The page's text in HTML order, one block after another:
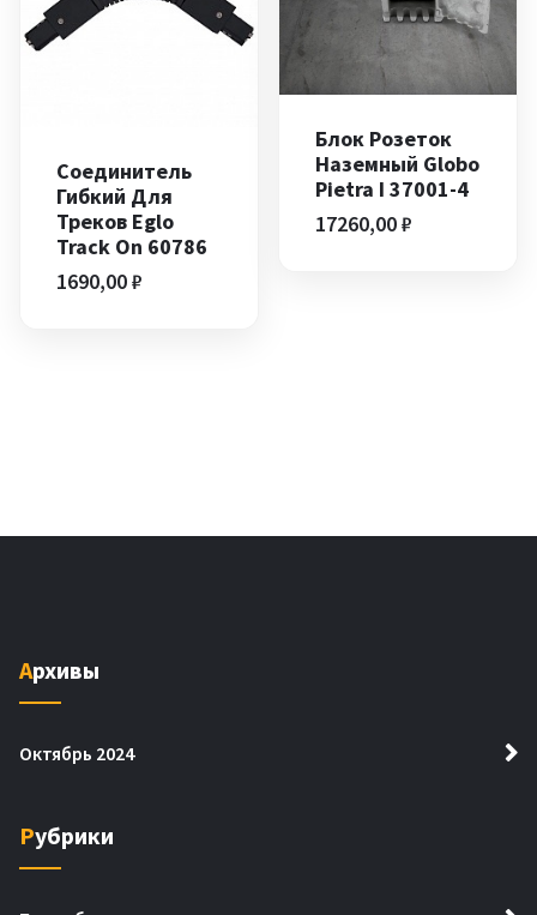
Соединитель
Гибкий Для
Треков Eglo
Track On 60786
1690,00₽
Блок Розеток
Наземный Globo
Pietra I 37001-4
17260,00₽
Архивы
Октябрь 2024
Рубрики